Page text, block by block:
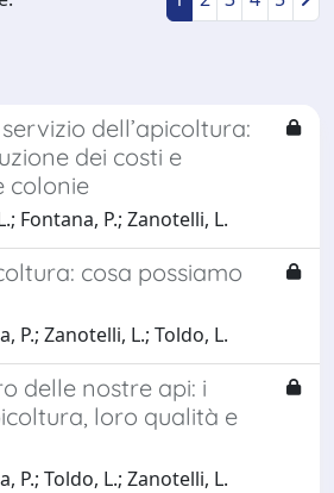
dell’apicoltura:
dei costi e
colonie
Fontana, P.; Zanotelli, L.
cosa possiamo
P.; Zanotelli, L.; Toldo, L.
delle nostre api: i
loro qualità e
P.; Toldo, L.; Zanotelli, L.